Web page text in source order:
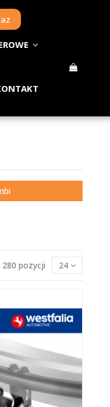
pozycji 24